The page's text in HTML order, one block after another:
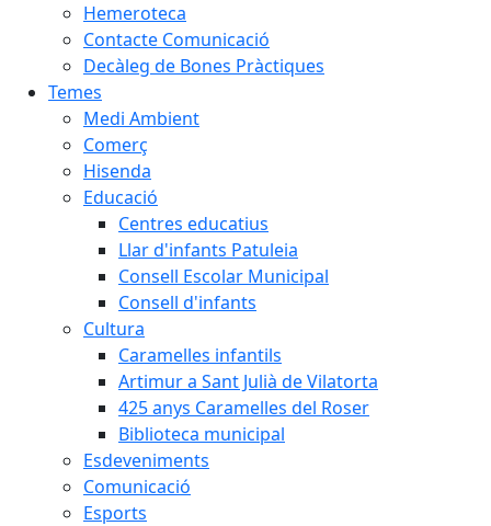
Hemeroteca
Contacte Comunicació
Decàleg de Bones Pràctiques
Temes
Medi Ambient
Comerç
Hisenda
Educació
Centres educatius
Llar d'infants Patuleia
Consell Escolar Municipal
Consell d'infants
Cultura
Caramelles infantils
Artimur a Sant Julià de Vilatorta
425 anys Caramelles del Roser
Biblioteca municipal
Esdeveniments
Comunicació
Esports